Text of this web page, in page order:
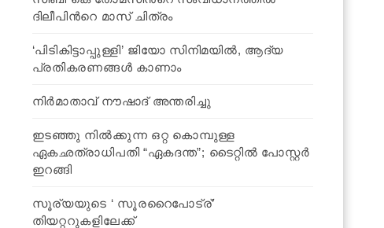
ദിലീപിന്‍റെ മാസ് ചിത്രം
‘പിടികിട്ടാപ്പുള്ളി’ ജിയോ സിനിമയില്‍, ആദ്യ
പ്രതികരണങ്ങള്‍ കാണാം
നിര്‍മാതാവ് നൗഷാദ് അന്തരിച്ചു
ഇടഞ്ഞു നിൽക്കുന്ന ഒറ്റ കൊമ്പുള്ള
ഏകഛത്രാധിപതി “ഏകദന്ത”; ടൈറ്റിൽ പോസ്റ്റര്‍
ഇറങ്ങി
സൂര്യയുടെ ‘ സൂരറൈപോട്ര്’
തിയറ്ററുകളിലേക്ക്